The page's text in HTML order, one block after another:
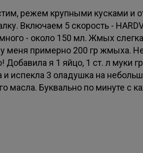
режем крупными кусками и
Включаем 5 скорость -
- около 150 мл. Жмых
меня примерно 200 гр жмыха.
Добавила я 1 яйцо, 1 ст. л муки
испекла 3 оладушка на
масла. Буквально по минуте с